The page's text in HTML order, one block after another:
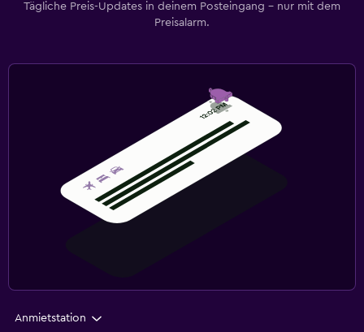
Tägliche Preis-Updates in deinem Posteingang – nur mit dem
Preisalarm.
Anmietstation